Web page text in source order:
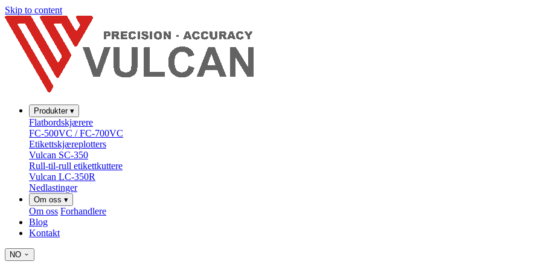
Skip to content
Produkter ▾
Flatbordskjærere
FC-500VC / FC-700VC
Etikettskjæreplotters
Vulcan SC-350
Rull-til-rull etikettkuttere
Vulcan LC-350R
Nedlastinger
Om oss ▾
Om oss Forhandlere
Blog
Kontakt
NO